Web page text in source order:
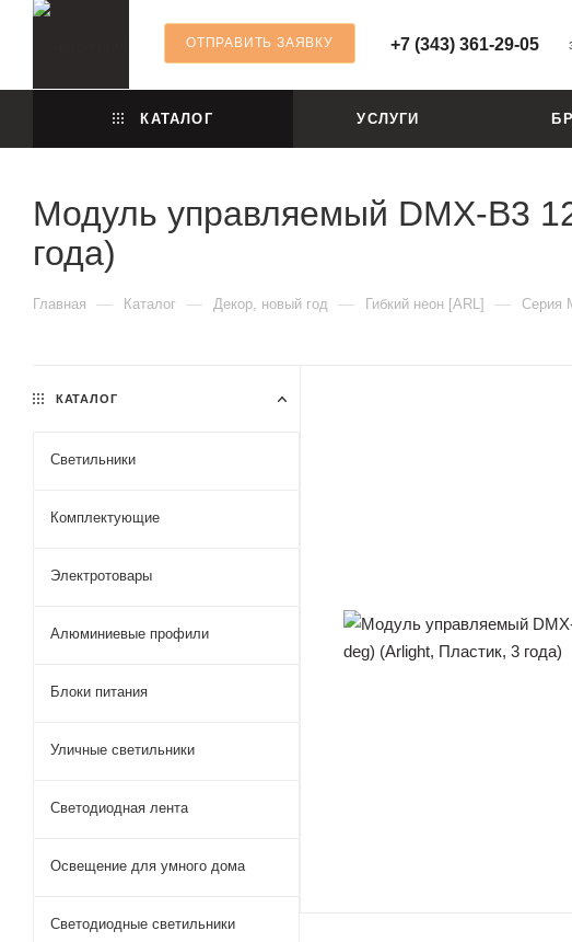
ОТПРАВИТЬ ЗАЯВКУ +7 (343) 361-29-05
КАТАЛОГ УСЛУГИ
Модуль управляемый DMX-B3
года)
Главная — Каталог — Декор, новый год — Гибкий неон [ARL] — Серия
КАТАЛОГ
Светильники
Комплектующие
Электротовары
Алюминиевые профили
Блоки питания
Уличные светильники
Светодиодная лента
Освещение для умного дома
Светодиодные светильники